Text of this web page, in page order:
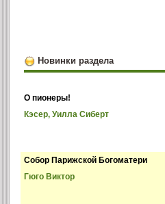
Новинки раздела
О пионеры!
Кэсер, Уилла Сиберт
Собор Парижской Богоматери
Гюго Виктор